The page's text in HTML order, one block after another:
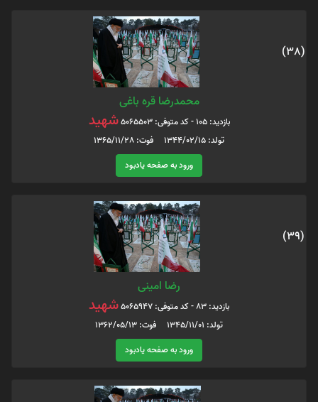
(38)
محمدرضا قره باغی
بازدید: 105 - کد متوفی: 5065503 شهید
تولد: 1344/02/15 فوت: 1365/11/28
ورود به صفحه یادبود
(39)
رضا امینی
بازدید: 83 - کد متوفی: 5065947 شهید
تولد: 1345/11/01 فوت: 1362/05/13
ورود به صفحه یادبود